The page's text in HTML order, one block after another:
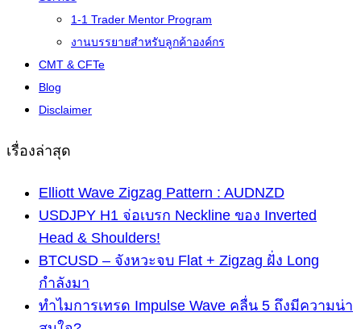
1-1 Trader Mentor Program
งานบรรยายสำหรับลูกค้าองค์กร
CMT & CFTe
Blog
Disclaimer
เรื่องล่าสุด
Elliott Wave Zigzag Pattern : AUDNZD
USDJPY H1 จ่อเบรก Neckline ของ Inverted
Head & Shoulders!
BTCUSD – จังหวะจบ Flat + Zigzag ฝั่ง Long
กำลังมา
ทำไมการเทรด Impulse Wave คลื่น 5 ถึงมีความน่า